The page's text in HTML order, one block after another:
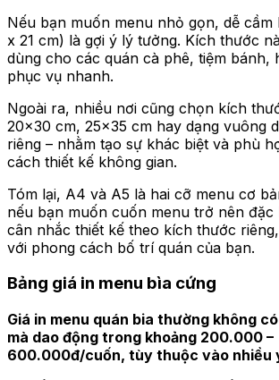
Nếu bạn muốn menu nhỏ gọn, dễ cầm
x 21 cm) là gợi ý lý tưởng. Kích thước
dùng cho các quán cà phê, tiệm bánh,
phục vụ nhanh.
Ngoài ra, nhiều nơi cũng chọn kích
20×30 cm, 25×35 cm hay dạng vuông
riêng – nhằm tạo sự khác biệt và phù
cách thiết kế không gian.
Tóm lại, A4 và A5 là hai cỡ menu cơ
nếu bạn muốn cuốn menu trở nên đặc
cân nhắc thiết kế theo kích thước
với phong cách bố trí quán của bạn.
Bảng giá in menu bìa cứng
Giá in menu quán bia thường không
mà dao động trong khoảng 200.000 –
600.000đ/cuốn, tùy thuộc vào nhiều